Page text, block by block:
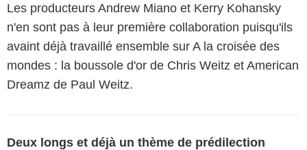
Les producteurs Andrew Miano et Kerry Kohansky
n'en sont pas à leur première collaboration puisqu'ils
avaint déjà travaillé ensemble sur A la croisée des
mondes : la boussole d'or de Chris Weitz et American
Dreamz de Paul Weitz.
Deux longs et déjà un thème de prédilection